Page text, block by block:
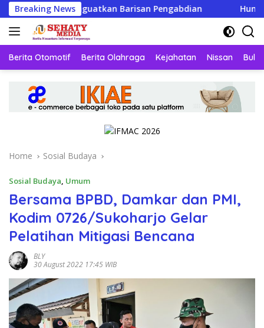
Skip
to
content
Breaking NewsBarisan Pengabdian Humoriezt Siap Jadi
Berita Otomotif Berita Olahraga Kejahatan Nissan
Home Sosial Budaya
Sosial Budaya, Umum
Bersama BPBD, Damkar dan PMI,
Kodim 0726/Sukoharjo Gelar
Pelatihan Mitigasi Bencana
BLY
30 August 2022 17:45 WIB